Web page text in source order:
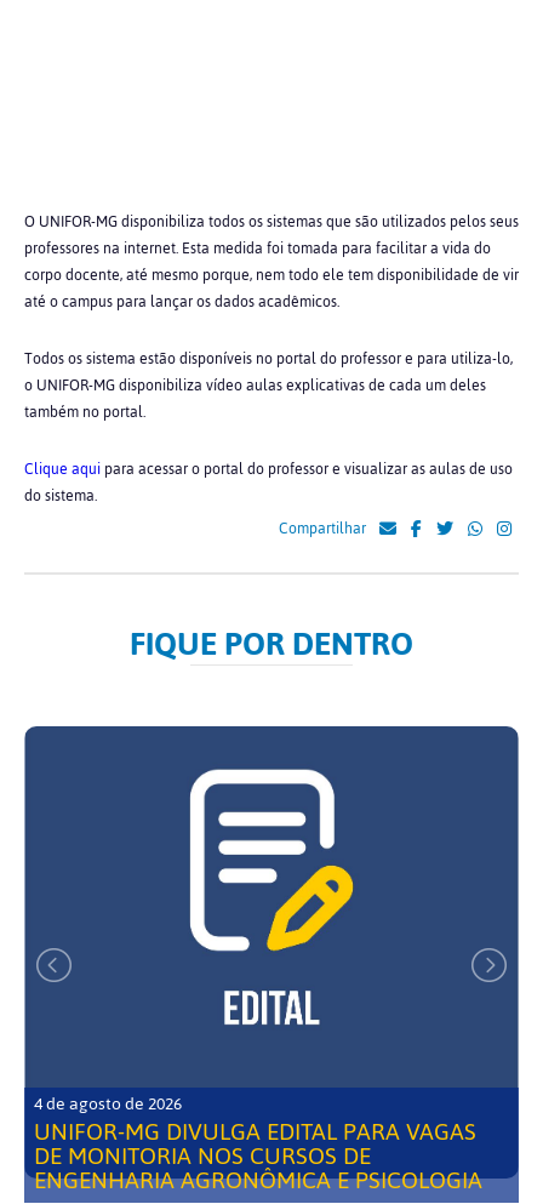
O UNIFOR-MG disponibiliza todos os sistemas que são utilizados pelos seus
professores na internet. Esta medida foi tomada para facilitar a vida do
corpo docente, até mesmo porque, nem todo ele tem disponibilidade de vir
até o campus para lançar os dados acadêmicos.
Todos os sistema estão disponíveis no portal do professor e para utiliza-lo,
o UNIFOR-MG disponibiliza vídeo aulas explicativas de cada um deles
também no portal.
Clique aquipara acessar o portal do professor e visualizar as aulas de uso
do sistema.
Compartilhar
FIQUE POR DENTRO
4 de agosto de 2026
UNIFOR-MG DIVULGA EDITAL PARA VAGAS
DE MONITORIA NOS CURSOS DE
ENGENHARIA AGRONÔMICA E PSICOLOGIA